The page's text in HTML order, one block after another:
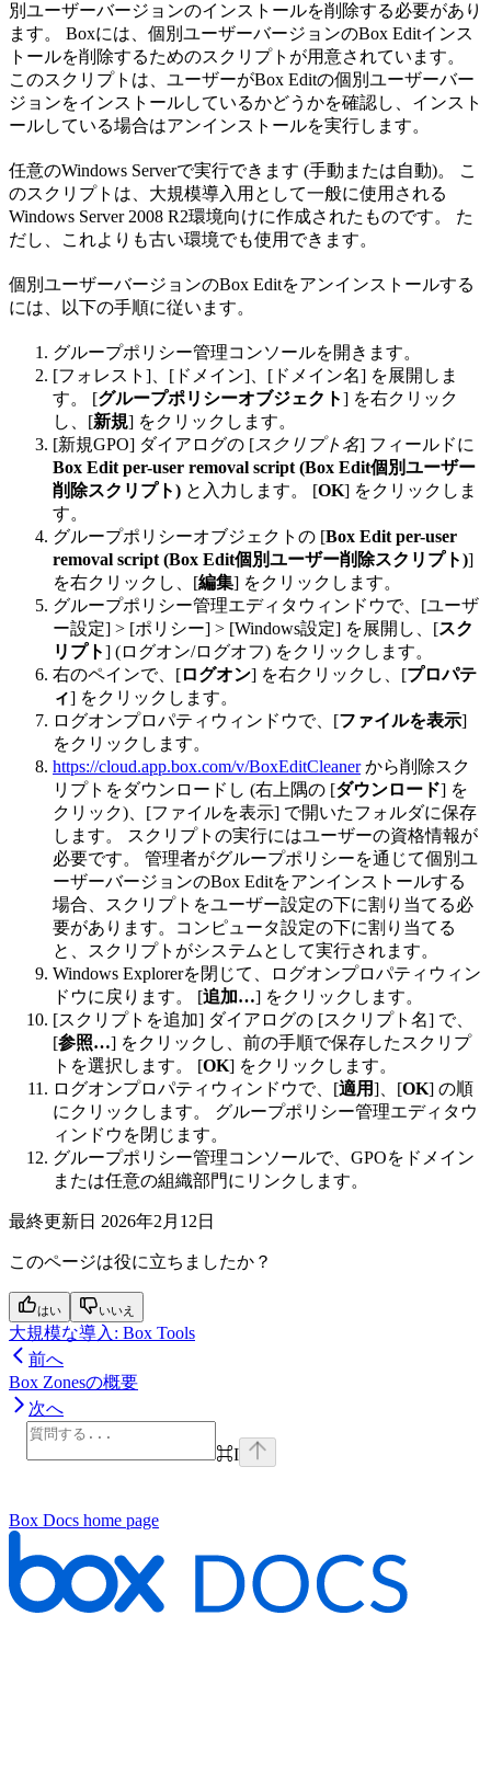
別ユーザーバージョンのインストールを削除する必要があり
ます。 Boxには、個別ユーザーバージョンのBox Editインス
トールを削除するためのスクリプトが用意されています。
このスクリプトは、ユーザーがBox Editの個別ユーザーバー
ジョンをインストールしているかどうかを確認し、インスト
ールしている場合はアンインストールを実行します。
任意のWindows Serverで実行できます (手動または自動)。 こ
のスクリプトは、大規模導入用として一般に使用される
Windows Server 2008 R2環境向けに作成されたものです。 た
だし、これよりも古い環境でも使用できます。
個別ユーザーバージョンのBox Editをアンインストールする
には、以下の手順に従います。
グループポリシー管理コンソールを開きます。
[フォレスト]、[ドメイン]、[ドメイン名] を展開しま
す。 [グループポリシーオブジェクト] を右クリック
し、[新規] をクリックします。
[新規GPO] ダイアログの [ スクリプト名] フィールドに
Box Edit per-user removal script (Box Edit個別ユーザー
削除スクリプト) と入力します。 [OK] をクリックしま
す。
グループポリシーオブジェクトの [Box Edit per-user
removal script (Box Edit個別ユーザー削除スクリプト)]
を右クリックし、[編集] をクリックします。
グループポリシー管理エディタウィンドウで、[ユーザ
ー設定] > [ポリシー] > [Windows設定] を展開し、[スク
リプト] (ログオン/ログオフ) をクリックします。
右のペインで、[ログオン] を右クリックし、[プロパテ
ィ] をクリックします。
ログオンプロパティウィンドウで、[ファイルを表示]
をクリックします。
https://cloud.app.box.com/v/BoxEditCleanerから削除スク
リプトをダウンロードし (右上隅の [ダウンロード] を
クリック)、[ファイルを表示] で開いたフォルダに保存
します。 スクリプトの実行にはユーザーの資格情報が
必要です。 管理者がグループポリシーを通じて個別ユ
ーザーバージョンのBox Editをアンインストールする
場合、スクリプトをユーザー設定の下に割り当てる必
要があります。コンピュータ設定の下に割り当てる
と、スクリプトがシステムとして実行されます。
Windows Explorerを閉じて、ログオンプロパティウィン
ドウに戻ります。 [追加…] をクリックします。
[スクリプトを追加] ダイアログの [スクリプト名] で、
[参照…] をクリックし、前の手順で保存したスクリプ
トを選択します。 [OK] をクリックします。
ログオンプロパティウィンドウで、[適用]、[OK] の順
にクリックします。 グループポリシー管理エディタウ
ィンドウを閉じます。
グループポリシー管理コンソールで、GPOをドメイン
または任意の組織部門にリンクします。
最終更新日 2026年2月12日
このページは役に立ちましたか？
はい いいえ
大規模な導入: Box Tools
前へ
Box Zonesの概要
次へ
⌘I
Box Docs home page